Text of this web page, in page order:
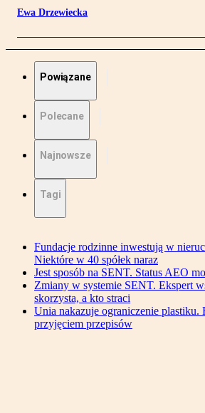
Ewa Drzewiecka
Powiązane
Polecane
Najnowsze
Tagi
Fundacje rodzinne inwestują w
Niektóre w 40 spółek naraz
Jest sposób na SENT. Status AEO
Zmiany w systemie SENT. Ekspert
skorzysta, a kto straci
Unia nakazuje ograniczenie plastiku.
przyjęciem przepisów